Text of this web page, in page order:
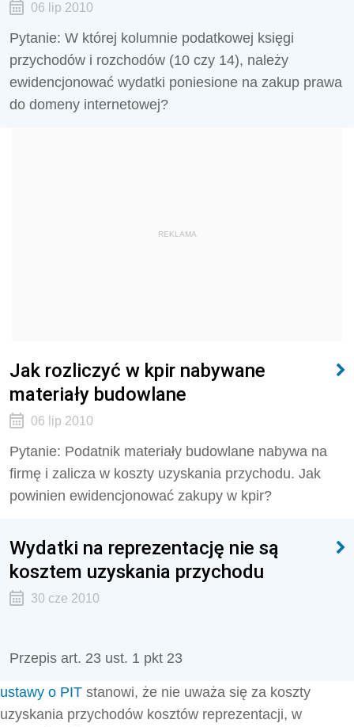
06 lip 2010
Pytanie: W której kolumnie podatkowej księgi
przychodów i rozchodów (10 czy 14), należy
ewidencjonować wydatki poniesione na zakup prawa
do domeny internetowej?
REKLAMA
Jak rozliczyć w kpir nabywane
materiały budowlane
06 lip 2010
Pytanie: Podatnik materiały budowlane nabywa na
firmę i zalicza w koszty uzyskania przychodu. Jak
powinien ewidencjonować zakupy w kpir?
Wydatki na reprezentację nie są
kosztem uzyskania przychodu
30 cze 2010
Przepis art. 23 ust. 1 pkt 23
ustawy o PIT stanowi, że nie uważa się za koszty
uzyskania przychodów kosztów reprezentacji, w